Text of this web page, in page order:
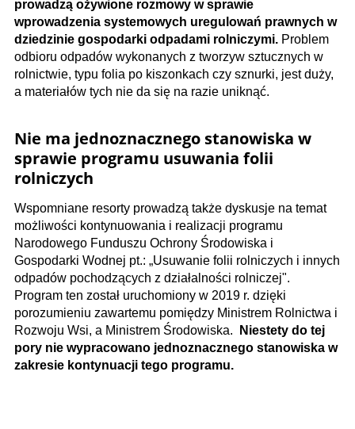
prowadzą ożywione rozmowy w sprawie
wprowadzenia systemowych uregulowań prawnych w
dziedzinie gospodarki odpadami rolniczymi. Problem
odbioru odpadów wykonanych z tworzyw sztucznych w
rolnictwie, typu folia po kiszonkach czy sznurki, jest duży,
a materiałów tych nie da się na razie uniknąć.
Nie ma jednoznacznego stanowiska w
sprawie programu usuwania folii
rolniczych
Wspomniane resorty prowadzą także dyskusje na temat
możliwości kontynuowania i realizacji programu
Narodowego Funduszu Ochrony Środowiska i
Gospodarki Wodnej pt.: „Usuwanie folii rolniczych i innych
odpadów pochodzących z działalności rolniczej".
Program ten został uruchomiony w 2019 r. dzięki
porozumieniu zawartemu pomiędzy Ministrem Rolnictwa i
Rozwoju Wsi, a Ministrem Środowiska.
Niestety do tej
pory nie wypracowano jednoznacznego stanowiska w
zakresie kontynuacji tego programu.